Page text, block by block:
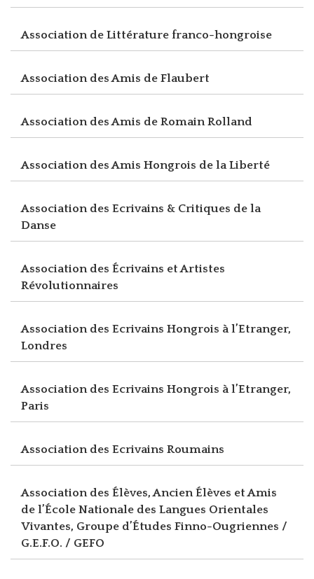
Association de Littérature franco-hongroise
Association des Amis de Flaubert
Association des Amis de Romain Rolland
Association des Amis Hongrois de la Liberté
Association des Ecrivains & Critiques de la
Danse
Association des Écrivains et Artistes
Révolutionnaires
Association des Ecrivains Hongrois à l’Etranger,
Londres
Association des Ecrivains Hongrois à l’Etranger,
Paris
Association des Ecrivains Roumains
Association des Élèves, Ancien Élèves et Amis
de l’École Nationale des Langues Orientales
Vivantes, Groupe d’Études Finno-Ougriennes /
G.E.F.O. / GEFO